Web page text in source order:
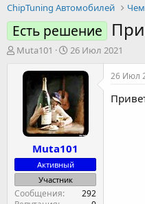
ChipTuning Автомобилей
Есть решение
А
Muta101
Д
т
а
ч
а
л
а
26 Июл 2021
Muta101
Активный
Участник
Сообщения
292
26 Июл